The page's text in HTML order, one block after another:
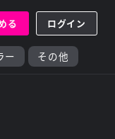
る ログイン
ー その他